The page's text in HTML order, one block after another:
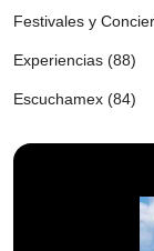
Festivales y
Experiencias (88)
Escuchamex (84)